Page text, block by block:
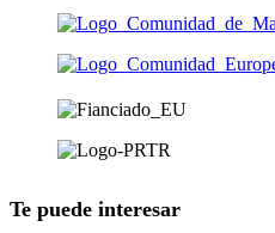
Te puede interesar